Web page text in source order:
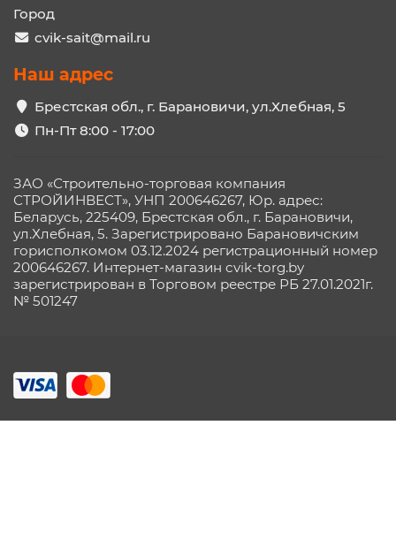
Город
cvik-sait@mail.ru
Наш адрес
Брестская обл., г. Барановичи, ул.Хлебная, 5
Пн-Пт 8:00 - 17:00
ЗАО «Строительно-торговая компания
СТРОЙИНВЕСТ», УНП 200646267, Юр. адрес:
Беларусь, 225409, Брестская обл., г. Барановичи,
ул.Хлебная, 5. Зарегистрировано Барановичским
горисполкомом 03.12.2024 регистрационный номер
200646267. Интернет-магазин cvik-torg.by
зарегистрирован в Торговом реестре РБ 27.01.2021г.
№ 501247